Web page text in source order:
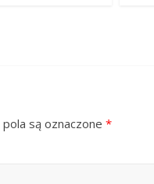
są oznaczone *